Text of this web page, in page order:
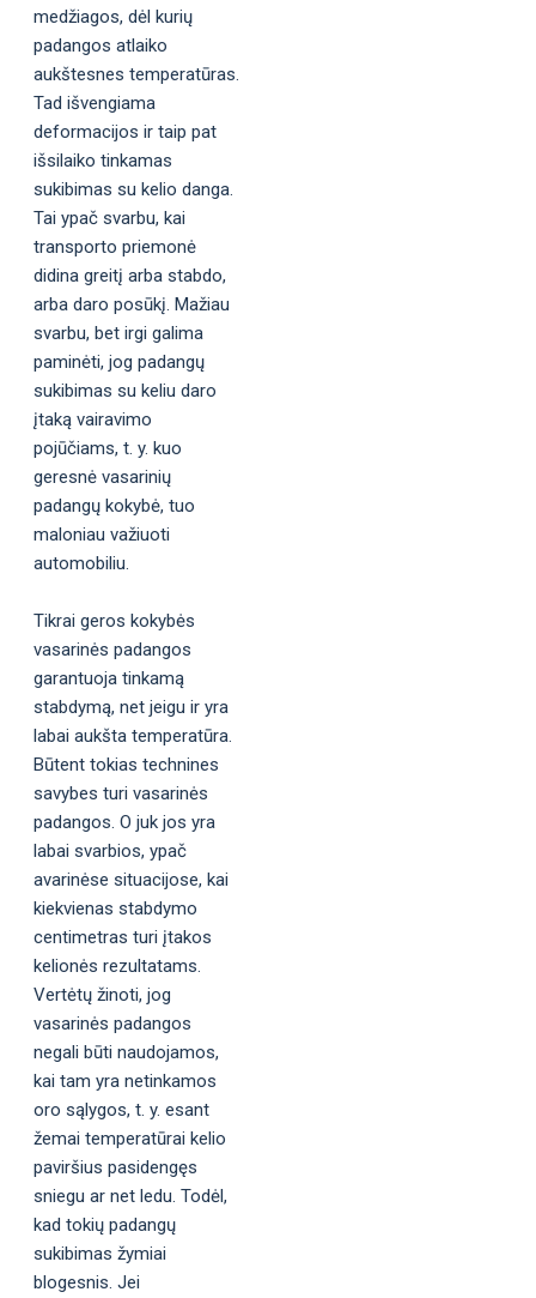
medžiagos, dėl kurių
padangos atlaiko
aukštesnes temperatūras.
Tad išvengiama
deformacijos ir taip pat
išsilaiko tinkamas
sukibimas su kelio danga.
Tai ypač svarbu, kai
transporto priemonė
didina greitį arba stabdo,
arba daro posūkį. Mažiau
svarbu, bet irgi galima
paminėti, jog padangų
sukibimas su keliu daro
įtaką vairavimo
pojūčiams, t. y. kuo
geresnė vasarinių
padangų kokybė, tuo
maloniau važiuoti
automobiliu.
Tikrai geros kokybės
vasarinės padangos
garantuoja tinkamą
stabdymą, net jeigu ir yra
labai aukšta temperatūra.
Būtent tokias technines
savybes turi vasarinės
padangos. O juk jos yra
labai svarbios, ypač
avarinėse situacijose, kai
kiekvienas stabdymo
centimetras turi įtakos
kelionės rezultatams.
Vertėtų žinoti, jog
vasarinės padangos
negali būti naudojamos,
kai tam yra netinkamos
oro sąlygos, t. y. esant
žemai temperatūrai kelio
paviršius pasidengęs
sniegu ar net ledu. Todėl,
kad tokių padangų
sukibimas žymiai
blogesnis. Jei